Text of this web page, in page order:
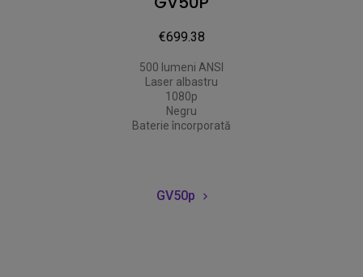
€699.38
500 lumeni ANSI
Laser albastru
1080p
Negru
Baterie încorporată
GV50p